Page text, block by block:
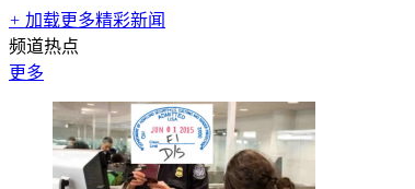
+ 加载更多精彩新闻
频道热点
更多